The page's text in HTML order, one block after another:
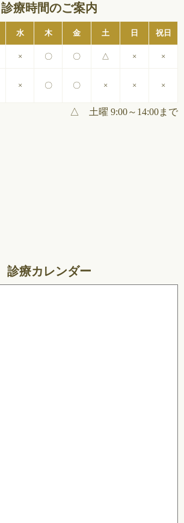
診療時間のご案内
水 木 金 土 日
祝日
× 〇 〇 △ ×
×
× 〇 〇 × × ×
△ 土曜 9:00～14:00まで
診療カレンダー